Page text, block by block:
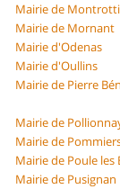
Mairie de
Mairie de Mornant
Mairie d'Odenas
Mairie d'Oullins
Mairie de Pierre
Mairie de
Mairie de
Mairie de Poule les
Mairie de Pusignan